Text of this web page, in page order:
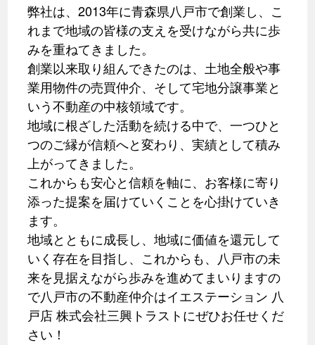
弊社は、2013年に青森県八戸市で創業し、こ
れまで地域の皆様の支えを受けながら共に歩
みを重ねてきました。
創業以来取り組んできたのは、土地全般や事
業用物件の売買仲介、そして宅地分譲事業と
いう不動産の中核領域です。
地域に根ざした活動を続ける中で、一つひと
つのご縁が信頼へと変わり、実績として積み
上がってきました。
これからも安心と信頼を軸に、お客様に寄り
添った提案を届けていくことを心掛けていき
ます。
地域とともに成長し、地域に価値を還元して
いく存在を目指し、これからも、八戸市の未
来を見据えながら歩みを進めてまいりますの
で八戸市の不動産仲介はイエステーション 八
戸店 株式会社三興トラストにぜひお任せくだ
さい！